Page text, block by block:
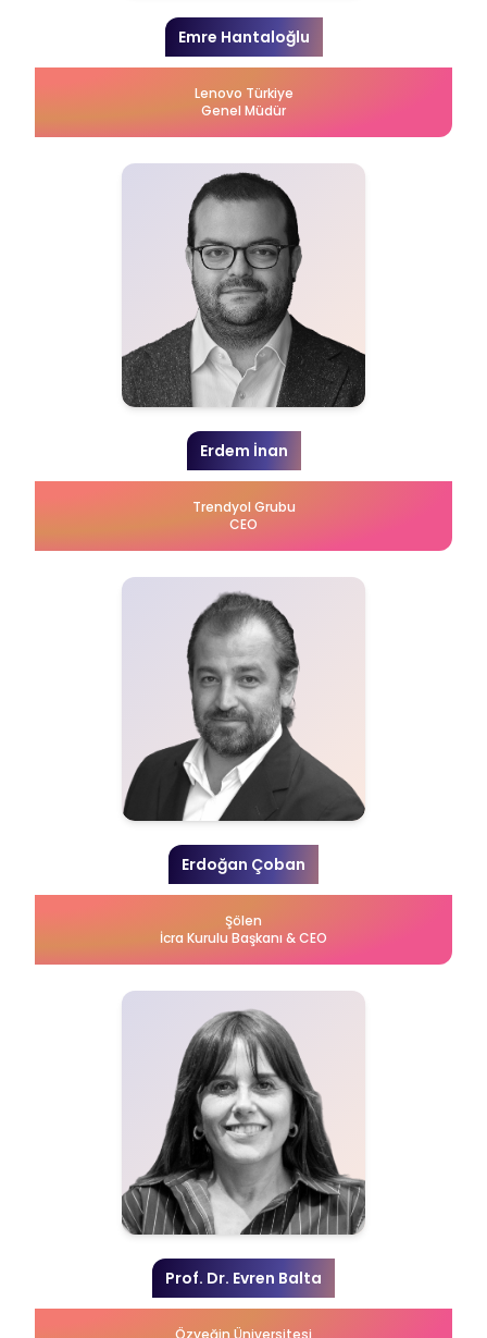
Emre Hantaloğlu
Lenovo Türkiye
Genel Müdür
Erdem İnan
Trendyol Grubu
CEO
Erdoğan Çoban
Şölen
İcra Kurulu Başkanı & CEO
Prof. Dr. Evren Balta
Özyeğin Üniversitesi